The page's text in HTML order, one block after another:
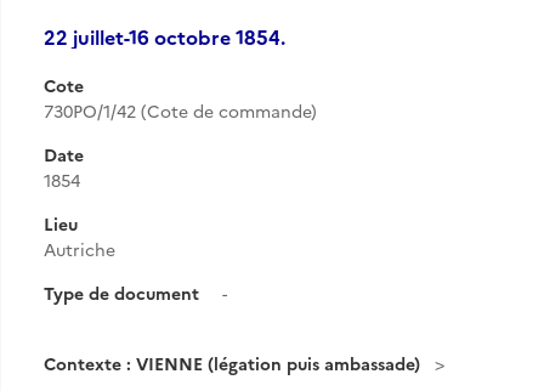
22 juillet-16 octobre 1854.
Cote
730PO/1/42 (Cote de commande)
Date
1854
Lieu
Autriche
Type de document
-
Contexte : VIENNE (légation puis ambassade)